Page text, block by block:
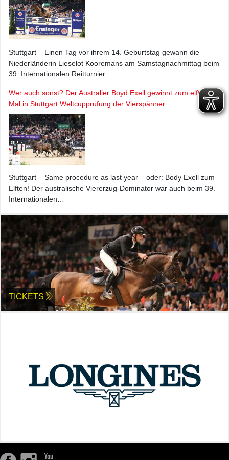
Stuttgart – Einen Tag vor ihrem 14. Geburtstag gewann die
Niederländerin Lieselot Kooremans am Samstagnachmittag beim
39. Internationalen Reitturnier…
Wer auch sonst? Der Australier Boyd Exell gewinnt zum elften
Mal in Stuttgart Weltcupprüfung der Vierspänner
Stuttgart – Same procedure as last year – oder: Body Exell zum
Elften! Der australische Viererzug-Dominator war auch beim 39.
Internationalen…
TICKETS